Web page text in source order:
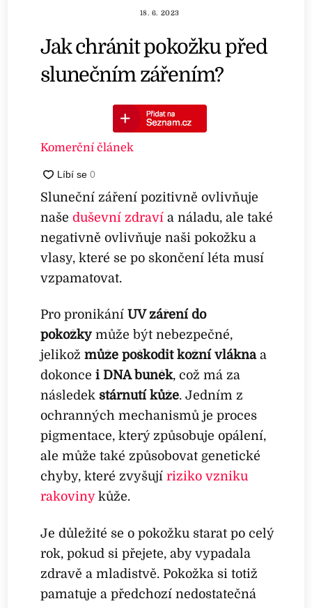
18. 6. 2023
Jak chránit pokožku před
slunečním zářením?
Komerční článek
Sluneční záření pozitivně ovlivňuje
našeduševní zdraví a náladu, ale také
negativně ovlivňuje naši pokožku a
vlasy, které se po skončení léta musí
vzpamatovat.
Pro pronikáníUV záření do
pokožky může být nebezpečné,
jelikožmůže poškodit kožní vláknaa
dokonce i DNA buněk, což má za
následekstárnutí kůže. Jedním z
ochranných mechanismů je proces
pigmentace, který způsobuje opálení,
ale může také způsobovat genetické
chyby, které zvyšujíriziko vzniku
rakovinykůže.
Je důležité se o pokožku starat po celý
rok, pokud si přejete, aby vypadala
zdravě a mladistvě. Pokožka si totiž
pamatuje a předchozí nedostatečná